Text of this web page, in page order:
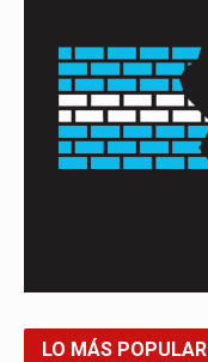
LO MÁS POPULAR